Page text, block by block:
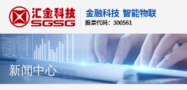
新闻中心